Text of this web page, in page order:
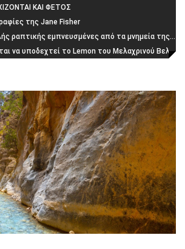
ΚΑΙ ΦΕΤΟΣ
της Jane Fisher
Δημιουργίες της υψηλής ραπτικής εμπνευσμένες από τα μνημεία της Ρώμης
H Κάρυστος ετοιμάζεται να υποδεχτεί το Lemon του Μελαχρινού Βελέντζα: H απίστευτη ιστορία